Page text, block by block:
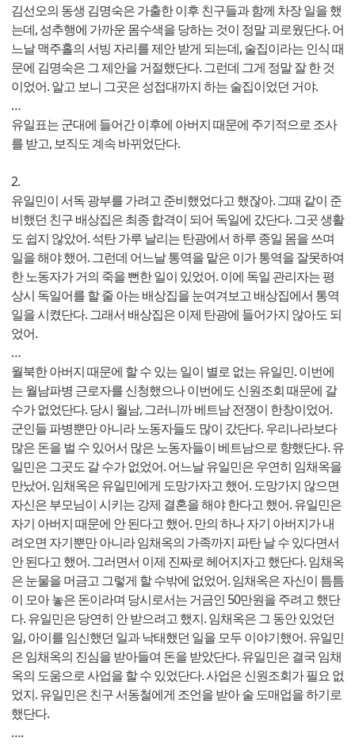
김선오의 동생 김명숙은 가출한 이후 친구들과 함께 차장 일을 했
는데, 성추행에 가까운 몸수색을 당하는 것이 정말 괴로웠단다. 어
느날 맥주홀의 서빙 자리를 제안 받게 되는데, 술집이라는 인식 때
문에 김명숙은 그 제안을 거절했단다. 그런데 그게 정말 잘 한 것
이었어. 알고 보니 그곳은 성접대까지 하는 술집이었던 거야.
…
유일표는 군대에 들어간 이후에 아버지 때문에 주기적으로 조사
를 받고, 보직도 계속 바뀌었단다.
2.
유일민이 서독 광부를 가려고 준비했었다고 했잖아. 그때 같이 준
비했던 친구 배상집은 최종 합격이 되어 독일에 갔단다. 그곳 생활
도 쉽지 않았어. 석탄 가루 날리는 탄광에서 하루 종일 몸을 쓰며
일을 해야 했어. 그런데 어느날 통역을 맡은 이가 통역을 잘못하여
한 노동자가 거의 죽을 뻔한 일이 있었어. 이에 독일 관리자는 평
상시 독일어를 할 줄 아는 배상집을 눈여겨보고 배상집에서 통역
일을 시켰단다. 그래서 배상집은 이제 탄광에 들어가지 않아도 되
었어.
…
월북한 아버지 때문에 할 수 있는 일이 별로 없는 유일민. 이번에
는 월남파병 근로자를 신청했으나 이번에도 신원조회 때문에 갈
수가 없었단다. 당시 월남, 그러니까 베트남 전쟁이 한창이었어.
군인들 파병뿐만 아니라 노동자들도 많이 갔단다. 우리나라보다
많은 돈을 벌 수 있어서 많은 노동자들이 베트남으로 향했단다. 유
일민은 그곳도 갈 수가 없었어. 어느날 유일민은 우연히 임채옥을
만났어. 임채옥은 유일민에게 도망가자고 했어. 도망가지 않으면
자신은 부모님이 시키는 강제 결혼을 해야 한다고 했어. 유일민은
자기 아버지 때문에 안 된다고 했어. 만의 하나 자기 아버지가 내
려오면 자기뿐만 아니라 임채옥의 가족까지 파탄 날 수 있다면서
안 된다고 했어. 그러면서 이제 진짜로 헤어지자고 했단다. 임채옥
은 눈물을 머금고 그렇게 할 수밖에 없었어. 임채옥은 자신이 틈틈
이 모아 놓은 돈이라며 당시로서는 거금인 50만원을 주려고 했단
다. 유일민은 당연히 안 받으려고 했지. 임채옥은 그 동안 있었던
일, 아이를 임신했던 일과 낙태했던 일을 모두 이야기했어. 유일민
은 임채옥의 진심을 받아들여 돈을 받았단다. 유일민은 결국 임채
옥의 도움으로 사업을 할 수 있었단다. 사업은 신원조회가 필요 없
었지. 유일민은 친구 서동철에게 조언을 받아 술 도매업을 하기로
했단다.
….